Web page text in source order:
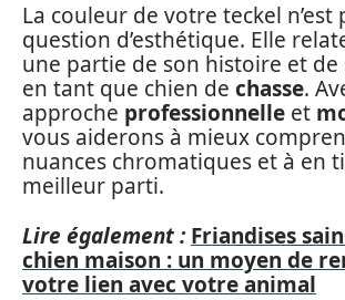
La couleur de votre teckel n’est
question d’esthétique. Elle
une partie de son histoire et de
en tant que chien de chasse.
approche professionnelle et
vous aiderons à mieux
nuances chromatiques et à en
meilleur parti.
Lire également : Friandises
chien maison : un moyen de
votre lien avec votre animal